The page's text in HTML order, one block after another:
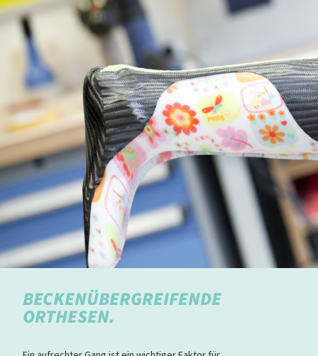
BECKENÜBERGREIFENDE
ORTHESEN.